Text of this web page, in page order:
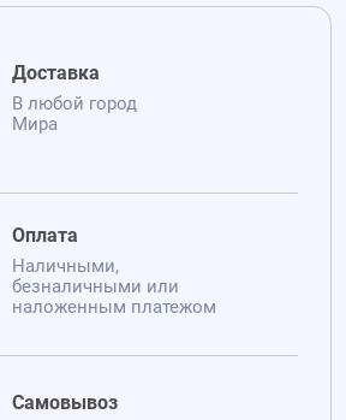
Доставка
В любой город
Мира
Оплата
Наличными,
безналичными или
наложенным платежом
Самовывоз